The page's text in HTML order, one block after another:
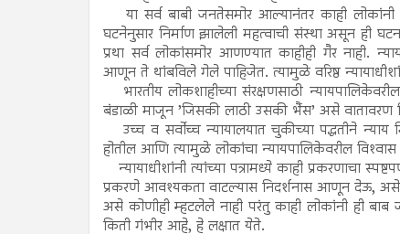
या सर्व बाबी जनतेसमोर आल्यानंतर काही
घटनेनुसार निर्माण झालेली महत्वाची संस्था असून ही
प्रथा सर्व लोकांसमोर आणण्यात काहीही गैर नाही.
आणून ते थांबविले गेले पाहिजेत. त्यामुळे वरिष्ठ
भारतीय लोकशाहीच्या संरक्षणसाठी
बंडाळी माजून ’जिसकी लाठी उसकी भैंस’ असे वातावरण
उच्च व सर्वोच्च न्यायालयात चुकीच्या पद्धतीने
होतील आणि त्यामुळे लोकांचा न्यायपालिकेवरील
न्यायाधीशांनी त्यांच्या पत्रामध्ये काही
प्रकरणे आवश्यकता वाटल्यास निदर्शनास आणून देऊ,
असे कोणीही म्हटलेले नाही परंतु काही लोकांनी ही
किती गंभीर आहे, हे लक्षात येते.